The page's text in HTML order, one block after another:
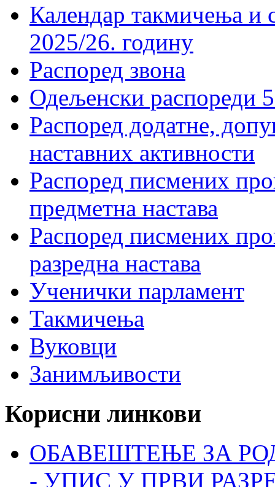
Календар такмичења
2025/26. годину
Распоред звона
Одељенски распореди
Распоред додатне,
наставних активности
Распоред писмених
предметна настава
Распоред писмених
разредна настава
Ученички парламент
Такмичења
Вуковци
Занимљивости
Корисни линкови
ОБАВЕШТЕЊЕ ЗА
- УПИС У ПРВИ